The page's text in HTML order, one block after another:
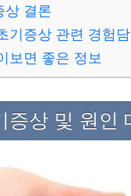
상 결론
기증상 관련 경험담
보면 좋은 정보
증상 및 원인